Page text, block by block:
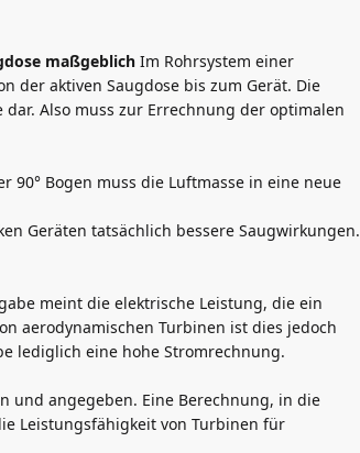
maßgeblich Im Rohrsystem einer
der aktiven Saugdose bis zum Gerät. Die
Also muss zur Errechnung der optimalen
90° Bogen muss die Luftmasse in eine neue
Geräten tatsächlich bessere Saugwirkungen.
meint die elektrische Leistung, die ein
aerodynamischen Turbinen ist dies jedoch
lediglich eine hohe Stromrechnung.
und angegeben. Eine Berechnung, in die
Leistungsfähigkeit von Turbinen für